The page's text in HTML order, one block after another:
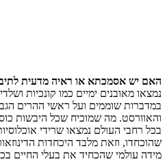
האם יש אסמכתא או ראיה מדעית
נמצאו מאובנים ימיים כמו קונכיות
במדברות שוממים ועל ראשי ההרים
והאוורסט. מה שמוכיח שכל היבשות
בכל רחבי העולם נמצאו שרידי
שהוכחדו, וזאת מלבד היכחדות
מידה עולמי שהכחיד את בעלי החיים